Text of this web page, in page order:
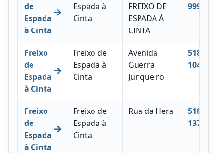
de
Espada
à Cinta
Espada à
Cinta
FREIXO DE
ESPADA À
CINTA
999
Freixo
de
Espada
à Cinta
Freixo de
Espada à
Cinta
Avenida
Guerra
Junqueiro
5180-
104
Freixo
de
Espada
à Cinta
Freixo de
Espada à
Cinta
Rua da Hera
5180-
137